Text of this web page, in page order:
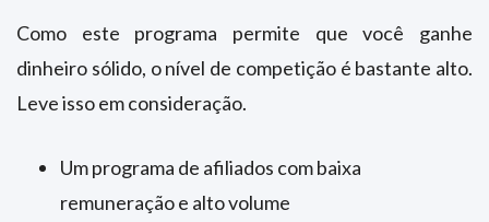
Como este programa permite que você ganhe
dinheiro sólido, o nível de competição é bastante alto.
Leve isso em consideração.
Um programa de afiliados com baixa
remuneração e alto volume